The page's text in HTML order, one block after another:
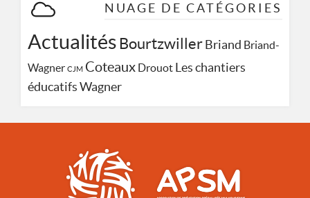
NUAGE DE CATÉGORIES
Actualités Bourtzwiller Briand Briand-
Wagner CJM Coteaux Drouot Les chantiers
éducatifs Wagner